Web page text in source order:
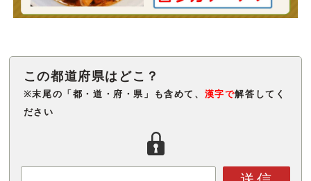
※末尾の「都・道・府・県」も含めて、 漢字で解答してく
ださい